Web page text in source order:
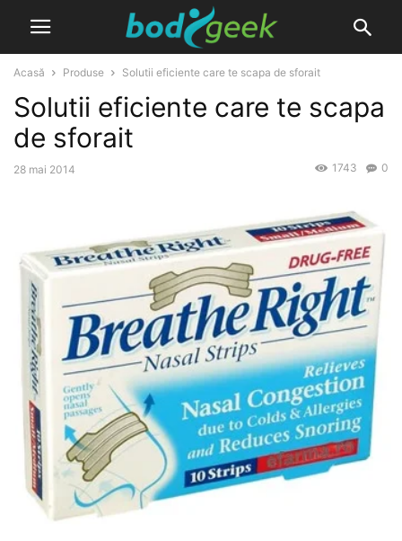
Acasă Produse Solutii eficiente care te scapa de sforait
Solutii eficiente care te scapa
de sforait
28 mai 2014 0
1743